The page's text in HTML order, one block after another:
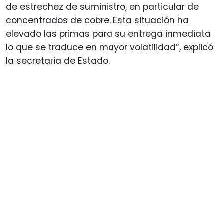
de estrechez de suministro, en particular de
concentrados de cobre. Esta situación ha
elevado las primas para su entrega inmediata
lo que se traduce en mayor volatilidad”, explicó
la secretaria de Estado.